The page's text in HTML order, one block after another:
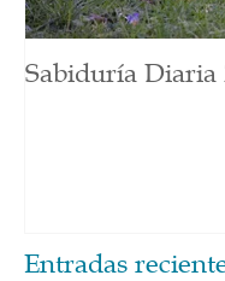
Sabiduría Diaria
Entradas